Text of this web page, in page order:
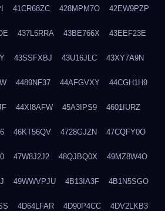
41CR68ZC 428MPM7O 42EW9PZP
437L5RRA 43BE766X 43EEF23E
43SSFXBJ 43U16JLC 43XY7A9N
4489NF37 44AFGVXY 44CGH1H9
44XI8AFW 45A3IPS9 4601IURZ
46KT56QV 4728GJZN 47CQFY0O
47W8J2J2 48QJBQ0X 49MZ8W4O
49WWVPJU 4B13IA3F 4B1N5SGO
4D64LFAR 4D90P4CC 4DV2LKB3